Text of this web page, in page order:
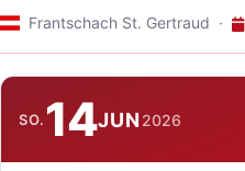
Frantschach St. Gertraud ·
SO. 14JUN 2026